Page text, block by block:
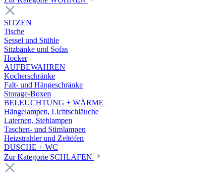
SITZEN
Tische
Sessel und Stühle
Sitzbänke und Sofas
Hocker
AUFBEWAHREN
Kocherschränke
Falt- und Hängeschränke
Storage-Boxen
BELEUCHTUNG + WÄRME
Hängelampen, Lichtschläuche
Laternen, Stehlampen
Taschen- und Stirnlampen
Heizstrahler und Zeltöfen
DUSCHE + WC
Zur Kategorie SCHLAFEN